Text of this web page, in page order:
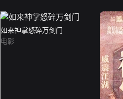
如来神掌怒碎万剑门
电影